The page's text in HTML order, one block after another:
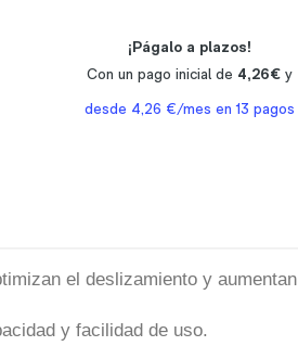
el deslizamiento y
y facilidad de uso.